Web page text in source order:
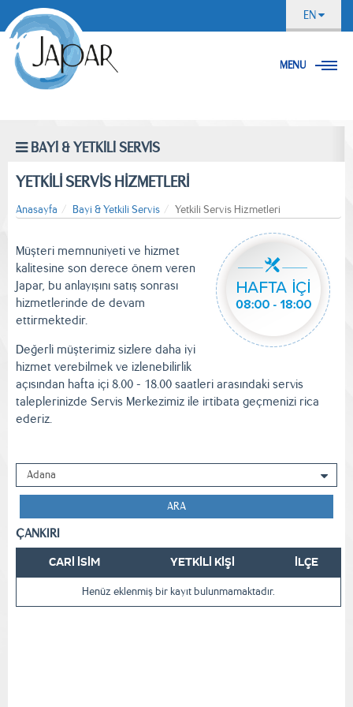
EN
MENU
BAYİ & YETKİLİ SERVİS
YETKİLİ SERVİS HİZMETLERİ
Anasayfa Bayi & Yetkili Servis Yetkili Servis Hizmetleri
Müşteri memnuniyeti ve hizmet
kalitesine son derece önem veren
Japar, bu anlayışını satış sonrası
hizmetlerinde de devam
ettirmektedir.
Değerli müşterimiz sizlere daha iyi
hizmet verebilmek ve izlenebilirlik
açısından hafta içi 8.00 - 18.00 saatleri arasındaki servis
taleplerinizde Servis Merkezimiz ile irtibata geçmenizi rica
ederiz.
ARA
ÇANKIRI
CARİ İSİM YETKİLİ KİŞİ İLÇE
Henüz eklenmiş bir kayıt bulunmamaktadır.